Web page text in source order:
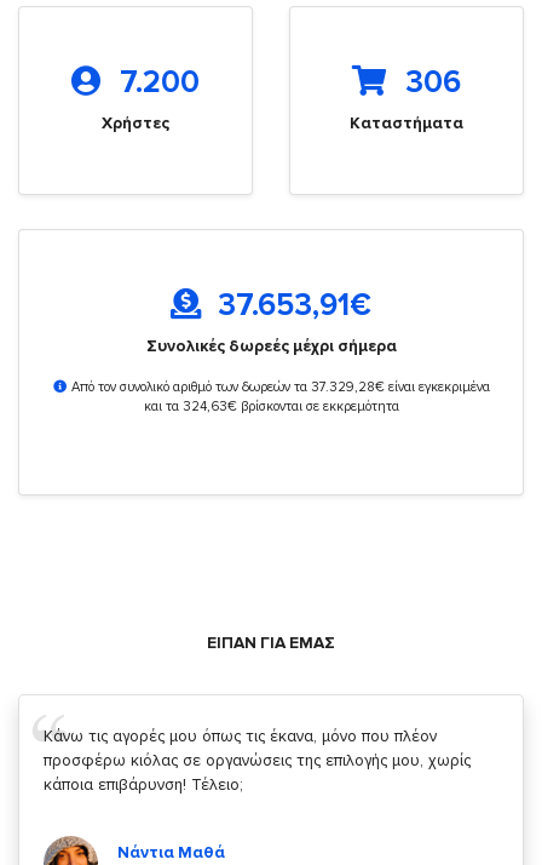
7.200
Χρήστες
306
Καταστήματα
37.653,91€
Συνολικές δωρεές μέχρι σήμερα
Από τον συνολικό αριθμό των δωρεών τα 37.329,28€ είναι εγκεκριμένα
και τα 324,63€ βρίσκονται σε εκκρεμότητα
ΕΙΠΑΝ ΓΙΑ ΕΜΑΣ
Σας ευχαριστώ που μας δίνετε την δυνατότητα να κάνουμε
κάτι!
Χρήστης τουYouBeHero